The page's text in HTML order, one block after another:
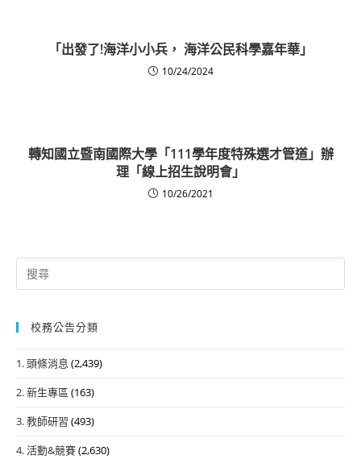
「出發了!海洋小小兵， 海洋公民科學嘉年華」
10/24/2024
轉知國立暨南國際大學「111學年度特殊選才管道」辦
理「線上招生說明會」
10/26/2021
Search
for:
校務公告分類
1. 頭條消息 (2,439)
2. 新生專區 (163)
3. 教師研習 (493)
4. 活動&競賽(2,630)